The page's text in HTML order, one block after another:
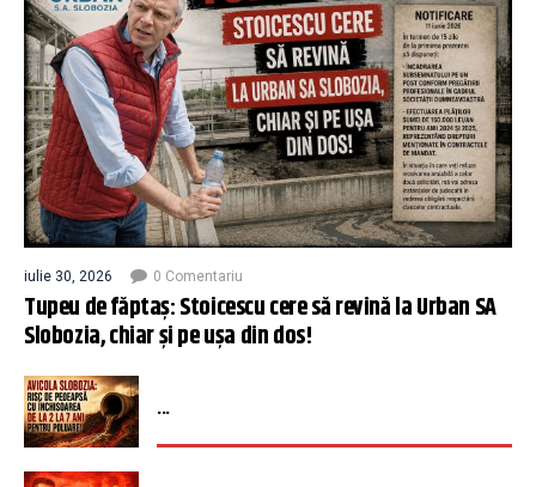
iulie 30, 2026 0 Comentariu
Tupeu de făptaș: Stoicescu cere să revină la Urban SA
Slobozia, chiar și pe ușa din dos!
...